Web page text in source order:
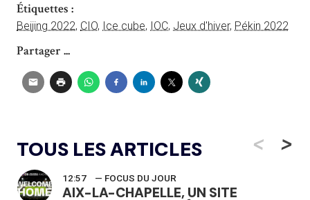
Étiquettes :
Beijing 2022, CIO, Ice cube, IOC, Jeux d'hiver, Pékin 2022
Partager ...
TOUS LES ARTICLES <
12:57 — FOCUS DU JOUR
AIX-LA-CHAPELLE, UN SITE
>